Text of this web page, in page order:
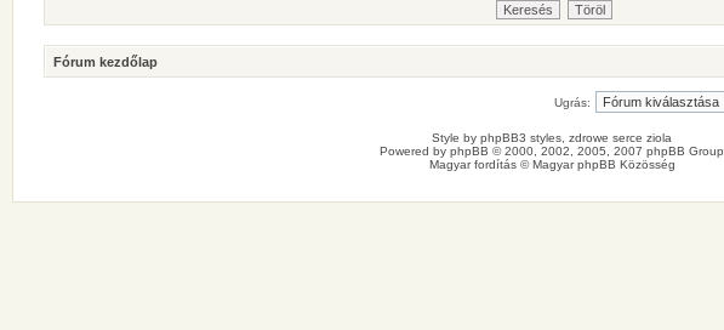
Fórum kezdőlap
Ugrás:
Style by phpBB3 styles , zdrowe serce ziola
Powered by phpBB © 2000, 2002, 2005, 2007 phpBB Group
Magyar fordítás ©Magyar phpBB Közösség